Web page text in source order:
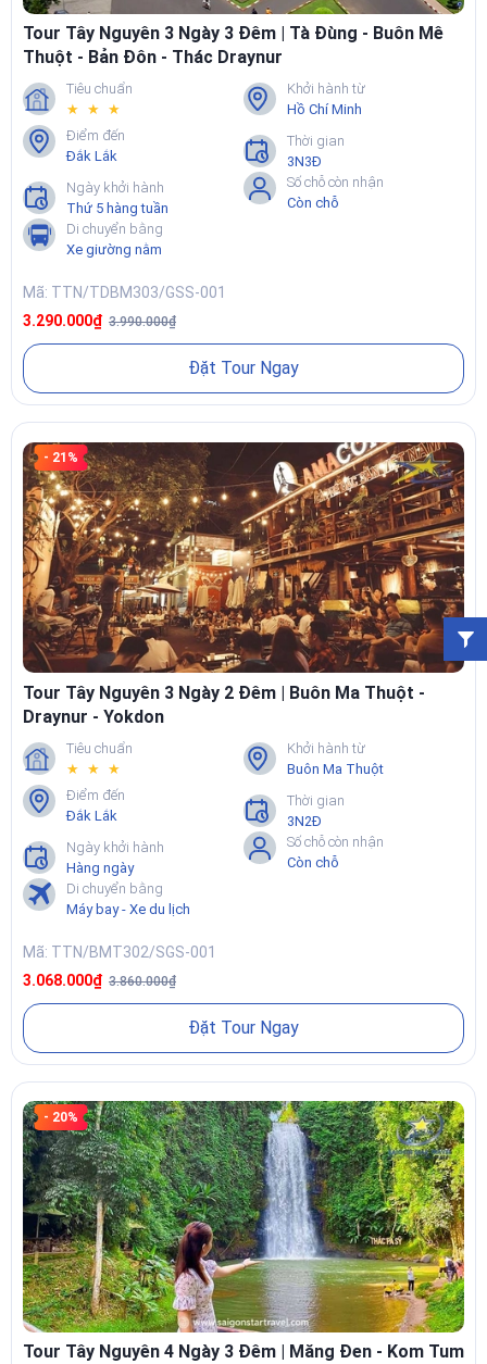
Tour Tây Nguyên 3 Ngày 3 Đêm | Tà Đùng - Buôn Mê
Thuột - Bản Đôn - Thác Draynur
Tiêu chuẩn
★ ★ ★
Khởi hành từ
Hồ Chí Minh
Điểm đến
Đắk Lắk
Thời gian
3N3Đ
Ngày khởi hành
Thứ 5 hàng tuần
Số chỗ còn nhận
Còn chỗ
Di chuyển bằng
Xe giường nằm
Mã: TTN/TDBM303/GSS-001
3.290.000₫ 3.990.000₫
Đặt Tour Ngay
- 21%
Tour Tây Nguyên 3 Ngày 2 Đêm | Buôn Ma Thuột -
Draynur - Yokdon
Tiêu chuẩn
★ ★ ★
Khởi hành từ
Buôn Ma Thuột
Điểm đến
Đắk Lắk
Thời gian
3N2Đ
Ngày khởi hành
Hàng ngày
Số chỗ còn nhận
Còn chỗ
Di chuyển bằng
Máy bay - Xe du lịch
Mã: TTN/BMT302/SGS-001
3.068.000₫ 3.860.000₫
Đặt Tour Ngay
- 20%
Tour Tây Nguyên 4 Ngày 3 Đêm | Măng Đen - Kom Tum